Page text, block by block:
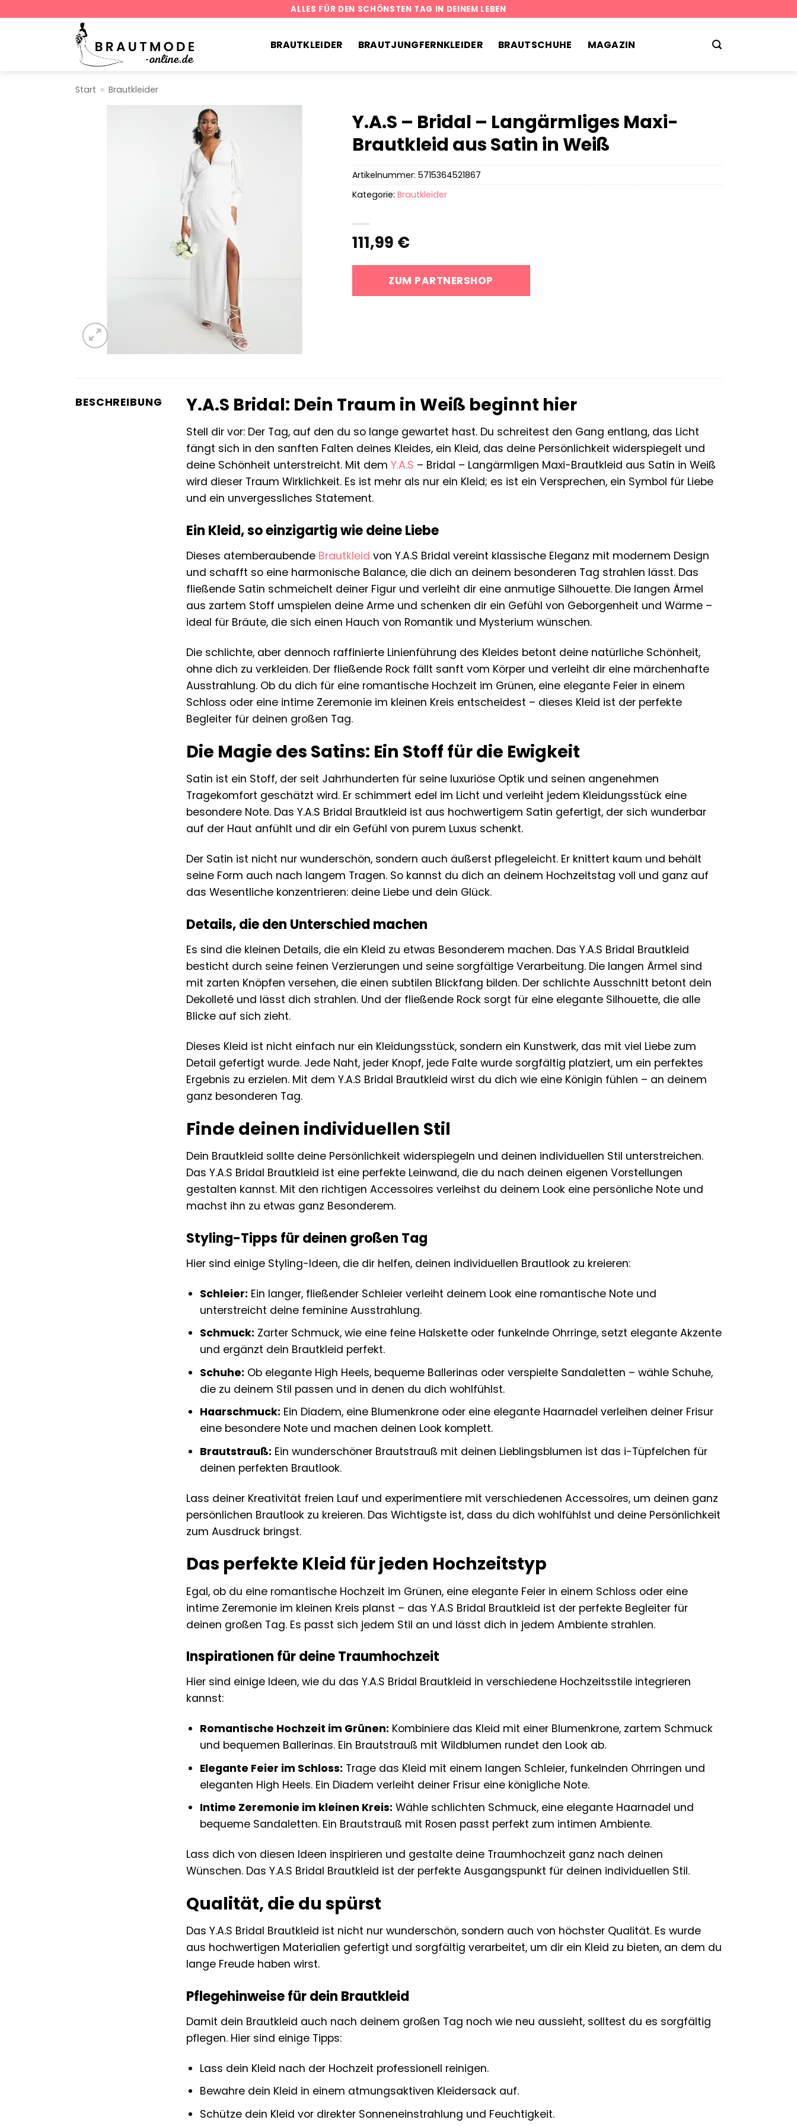
ALLES FÜR DEN SCHÖNSTEN TAG IN DEINEM LEBEN
BRAUTKLEIDER BRAUTJUNGFERNKLEIDER BRAUTSCHUHE MAGAZIN
Start » Brautkleider
Y.A.S – Bridal – Langärmliges Maxi-
Brautkleid aus Satin in Weiß
111,99 €
ZUM PARTNERSHOP
Artikelnummer: 5715364521867
Kategorie: Brautkleider
BESCHREIBUNG Y.A.S Bridal: Dein Traum in Weiß beginnt hier
Stell dir vor: Der Tag, auf den du so lange gewartet hast. Du schreitest den Gang entlang, das Licht
fängt sich in den sanften Falten deines Kleides, ein Kleid, das deine Persönlichkeit widerspiegelt und
deine Schönheit unterstreicht. Mit dem Y.A.S – Bridal – Langärmligen Maxi-Brautkleid aus Satin in Weiß
wird dieser Traum Wirklichkeit. Es ist mehr als nur ein Kleid; es ist ein Versprechen, ein Symbol für Liebe
und ein unvergessliches Statement.
Ein Kleid, so einzigartig wie deine Liebe
Dieses atemberaubende Brautkleid von Y.A.S Bridal vereint klassische Eleganz mit modernem Design
und schafft so eine harmonische Balance, die dich an deinem besonderen Tag strahlen lässt. Das
fließende Satin schmeichelt deiner Figur und verleiht dir eine anmutige Silhouette. Die langen Ärmel
aus zartem Stoff umspielen deine Arme und schenken dir ein Gefühl von Geborgenheit und Wärme –
ideal für Bräute, die sich einen Hauch von Romantik und Mysterium wünschen.
Die schlichte, aber dennoch raffinierte Linienführung des Kleides betont deine natürliche Schönheit,
ohne dich zu verkleiden. Der fließende Rock fällt sanft vom Körper und verleiht dir eine märchenhafte
Ausstrahlung. Ob du dich für eine romantische Hochzeit im Grünen, eine elegante Feier in einem
Schloss oder eine intime Zeremonie im kleinen Kreis entscheidest – dieses Kleid ist der perfekte
Begleiter für deinen großen Tag.
Die Magie des Satins: Ein Stoff für die Ewigkeit
Satin ist ein Stoff, der seit Jahrhunderten für seine luxuriöse Optik und seinen angenehmen
Tragekomfort geschätzt wird. Er schimmert edel im Licht und verleiht jedem Kleidungsstück eine
besondere Note. Das Y.A.S Bridal Brautkleid ist aus hochwertigem Satin gefertigt, der sich wunderbar
auf der Haut anfühlt und dir ein Gefühl von purem Luxus schenkt.
Der Satin ist nicht nur wunderschön, sondern auch äußerst pflegeleicht. Er knittert kaum und behält
seine Form auch nach langem Tragen. So kannst du dich an deinem Hochzeitstag voll und ganz auf
das Wesentliche konzentrieren: deine Liebe und dein Glück.
Details, die den Unterschied machen
Es sind die kleinen Details, die ein Kleid zu etwas Besonderem machen. Das Y.A.S Bridal Brautkleid
besticht durch seine feinen Verzierungen und seine sorgfältige Verarbeitung. Die langen Ärmel sind
mit zarten Knöpfen versehen, die einen subtilen Blickfang bilden. Der schlichte Ausschnitt betont dein
Dekolleté und lässt dich strahlen. Und der fließende Rock sorgt für eine elegante Silhouette, die alle
Blicke auf sich zieht.
Dieses Kleid ist nicht einfach nur ein Kleidungsstück, sondern ein Kunstwerk, das mit viel Liebe zum
Detail gefertigt wurde. Jede Naht, jeder Knopf, jede Falte wurde sorgfältig platziert, um ein perfektes
Ergebnis zu erzielen. Mit dem Y.A.S Bridal Brautkleid wirst du dich wie eine Königin fühlen – an deinem
ganz besonderen Tag.
Finde deinen individuellen Stil
Dein Brautkleid sollte deine Persönlichkeit widerspiegeln und deinen individuellen Stil unterstreichen.
Das Y.A.S Bridal Brautkleid ist eine perfekte Leinwand, die du nach deinen eigenen Vorstellungen
gestalten kannst. Mit den richtigen Accessoires verleihst du deinem Look eine persönliche Note und
machst ihn zu etwas ganz Besonderem.
Styling-Tipps für deinen großen Tag
Hier sind einige Styling-Ideen, die dir helfen, deinen individuellen Brautlook zu kreieren:
Schleier: Ein langer, fließender Schleier verleiht deinem Look eine romantische Note und
unterstreicht deine feminine Ausstrahlung.
Schmuck: Zarter Schmuck, wie eine feine Halskette oder funkelnde Ohrringe, setzt elegante Akzente
und ergänzt dein Brautkleid perfekt.
Schuhe: Ob elegante High Heels, bequeme Ballerinas oder verspielte Sandaletten – wähle Schuhe,
die zu deinem Stil passen und in denen du dich wohlfühlst.
Haarschmuck: Ein Diadem, eine Blumenkrone oder eine elegante Haarnadel verleihen deiner Frisur
eine besondere Note und machen deinen Look komplett.
Brautstrauß: Ein wunderschöner Brautstrauß mit deinen Lieblingsblumen ist das i-Tüpfelchen für
deinen perfekten Brautlook.
Lass deiner Kreativität freien Lauf und experimentiere mit verschiedenen Accessoires, um deinen ganz
persönlichen Brautlook zu kreieren. Das Wichtigste ist, dass du dich wohlfühlst und deine Persönlichkeit
zum Ausdruck bringst.
Das perfekte Kleid für jeden Hochzeitstyp
Egal, ob du eine romantische Hochzeit im Grünen, eine elegante Feier in einem Schloss oder eine
intime Zeremonie im kleinen Kreis planst – das Y.A.S Bridal Brautkleid ist der perfekte Begleiter für
deinen großen Tag. Es passt sich jedem Stil an und lässt dich in jedem Ambiente strahlen.
Inspirationen für deine Traumhochzeit
Hier sind einige Ideen, wie du das Y.A.S Bridal Brautkleid in verschiedene Hochzeitsstile integrieren
kannst:
Romantische Hochzeit im Grünen: Kombiniere das Kleid mit einer Blumenkrone, zartem Schmuck
und bequemen Ballerinas. Ein Brautstrauß mit Wildblumen rundet den Look ab.
Elegante Feier im Schloss: Trage das Kleid mit einem langen Schleier, funkelnden Ohrringen und
eleganten High Heels. Ein Diadem verleiht deiner Frisur eine königliche Note.
Intime Zeremonie im kleinen Kreis: Wähle schlichten Schmuck, eine elegante Haarnadel und
bequeme Sandaletten. Ein Brautstrauß mit Rosen passt perfekt zum intimen Ambiente.
Lass dich von diesen Ideen inspirieren und gestalte deine Traumhochzeit ganz nach deinen
Wünschen. Das Y.A.S Bridal Brautkleid ist der perfekte Ausgangspunkt für deinen individuellen Stil.
Qualität, die du spürst
Das Y.A.S Bridal Brautkleid ist nicht nur wunderschön, sondern auch von höchster Qualität. Es wurde
aus hochwertigen Materialien gefertigt und sorgfältig verarbeitet, um dir ein Kleid zu bieten, an dem du
lange Freude haben wirst.
Pflegehinweise für dein Brautkleid
Damit dein Brautkleid auch nach deinem großen Tag noch wie neu aussieht, solltest du es sorgfältig
pflegen. Hier sind einige Tipps:
Lass dein Kleid nach der Hochzeit professionell reinigen.
Bewahre dein Kleid in einem atmungsaktiven Kleidersack auf.
Schütze dein Kleid vor direkter Sonneneinstrahlung und Feuchtigkeit.